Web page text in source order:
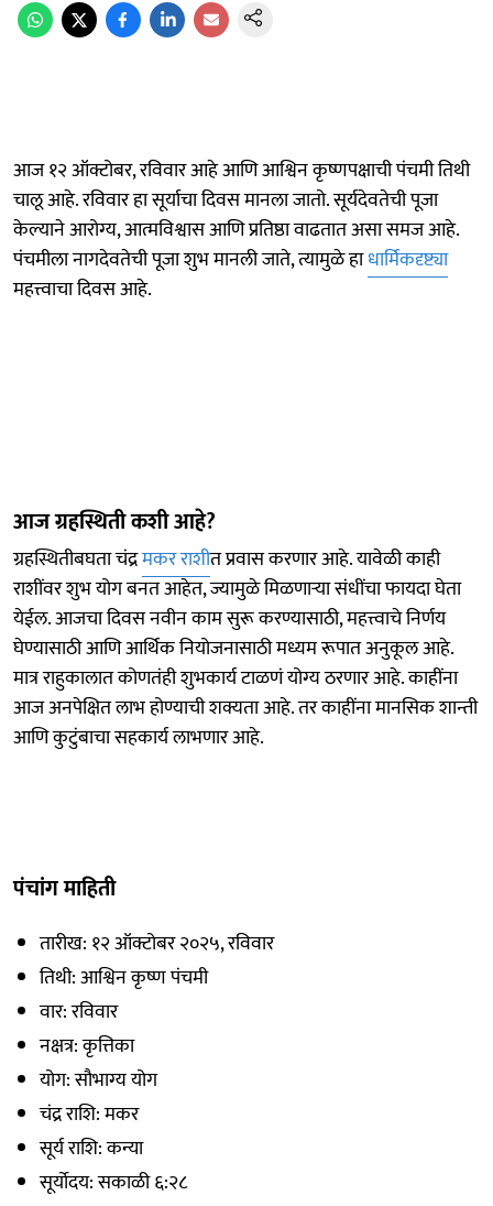
आज १२ ऑक्टोबर, रविवार आहे आणि आश्विन कृष्णपक्षाची पंचमी तिथी
चालू आहे. रविवार हा सूर्याचा दिवस मानला जातो. सूर्यदेवतेची पूजा
केल्याने आरोग्य, आत्मविश्वास आणि प्रतिष्ठा वाढतात असा समज आहे.
पंचमीला नागदेवतेची पूजा शुभ मानली जाते, त्यामुळे हाधार्मिकदृष्ट्या
महत्त्वाचा दिवस आहे.
आज ग्रहस्थिती कशी आहे?
ग्रहस्थितीबघता चंद्रमकर राशीत प्रवास करणार आहे. यावेळी काही
राशींवर शुभ योग बनत आहेत, ज्यामुळे मिळणाऱ्या संधींचा फायदा घेता
येईल. आजचा दिवस नवीन काम सुरू करण्यासाठी, महत्त्वाचे निर्णय
घेण्यासाठी आणि आर्थिक नियोजनासाठी मध्यम रूपात अनुकूल आहे.
मात्र राहुकालात कोणतंही शुभकार्य टाळणं योग्य ठरणार आहे. काहींना
आज अनपेक्षित लाभ होण्याची शक्यता आहे. तर काहींना मानसिक शान्ती
आणि कुटुंबाचा सहकार्य लाभणार आहे.
पंचांग माहिती
तारीख: १२ ऑक्टोबर २०२५, रविवार
तिथी: आश्विन कृष्ण पंचमी
वार: रविवार
नक्षत्र: कृत्तिका
योग: सौभाग्य योग
चंद्र राशि: मकर
सूर्य राशि: कन्या
सूर्योदय: सकाळी ६:२८